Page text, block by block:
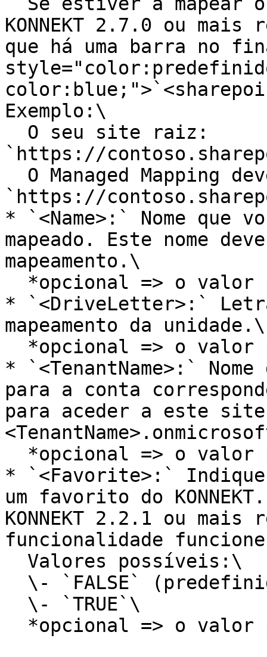
KONNEKT 2.7.0 ou
que há uma barra no
Exemplo:\
`https://
`https://
* `<Name>:` Nome que
mapeado. Este nome
mapeamento.\
* `<DriveLetter>:`
mapeamento da unidade.\
* `<TenantName>:`
para a conta
para aceder a este
* `<Favorite>:` Indique
um favorito do
KONNEKT 2.2.1 ou
funcionalidade